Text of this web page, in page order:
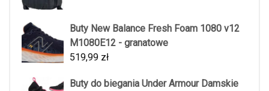
Buty New Balance Fresh Foam 1080 v12
M1080E12 - granatowe
519,99 zł
Buty do biegania Under Armour Damskie